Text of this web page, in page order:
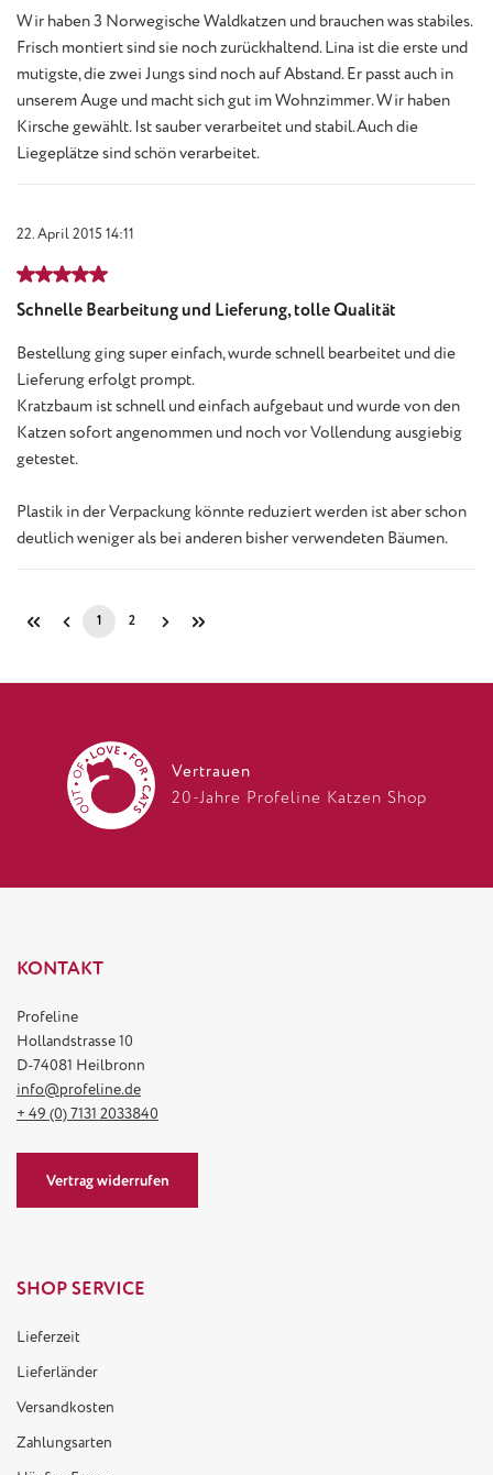
Wir haben 3 Norwegische Waldkatzen und brauchen was stabiles.
Frisch montiert sind sie noch zurückhaltend. Lina ist die erste und
mutigste, die zwei Jungs sind noch auf Abstand. Er passt auch in
unserem Auge und macht sich gut im Wohnzimmer. Wir haben
Kirsche gewählt. Ist sauber verarbeitet und stabil.Auch die
Liegeplätze sind schön verarbeitet.
22. April 2015 14:11
Bewertung mit 5 von 5 Sternen
Schnelle Bearbeitung und Lieferung, tolle Qualität
Bestellung ging super einfach, wurde schnell bearbeitet und die
Lieferung erfolgt prompt.
Kratzbaum ist schnell und einfach aufgebaut und wurde von den
Katzen sofort angenommen und noch vor Vollendung ausgiebig
getestet.
Plastik in der Verpackung könnte reduziert werden ist aber schon
deutlich weniger als bei anderen bisher verwendeten Bäumen.
Seite
1 Seite
2
Vertrauen
20-Jahre Profeline Katzen Shop
KONTAKT
Profeline
Hollandstrasse 10
D-74081 Heilbronn
info@profeline.de
+ 49 (0) 7131 2033840
Vertrag widerrufen
SHOP SERVICE
Lieferzeit
Lieferländer
Versandkosten
Zahlungsarten